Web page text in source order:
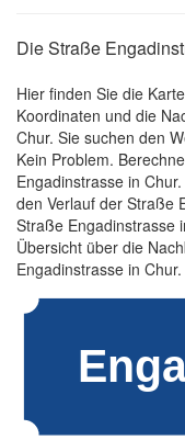
Die Straße
Hier finden Sie die
Koordinaten und die
Chur. Sie suchen den
Kein Problem.
Engadinstrasse in
den Verlauf der Straße
Straße Engadinstrasse
Übersicht über die
Engadinstrasse in Chur.